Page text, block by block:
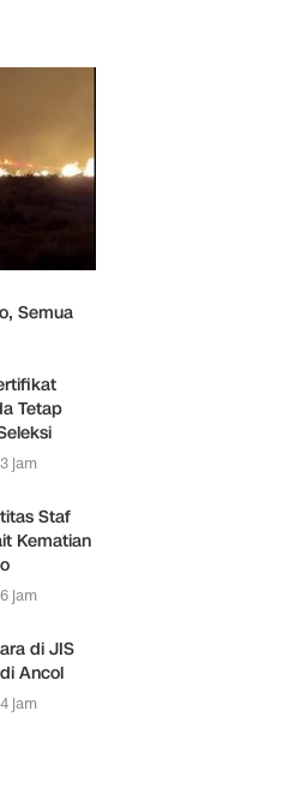
Semua
Tetap
jam
Staf
Kematian
jam
di JIS
Ancol
jam